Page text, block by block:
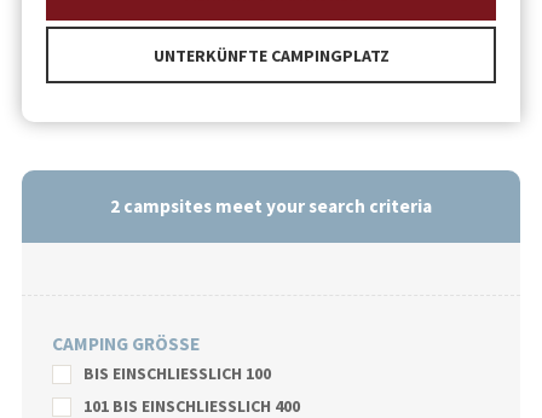
UNTERKÜNFTE CAMPINGPLATZ
2 campsites meet your search criteria
CAMPING GRÖSSE
BIS EINSCHLIESSLICH 100
101 BIS EINSCHLIESSLICH 400